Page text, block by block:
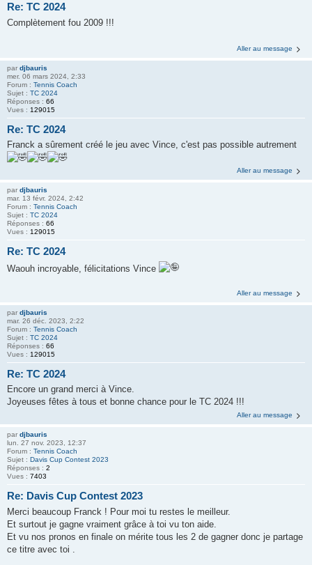
Re: TC 2024
Complètement fou 2009 !!!
Aller au message
par djbauris
mer. 06 mars 2024, 2:33
Forum : Tennis Coach
Sujet : TC 2024
Réponses : 66
Vues : 129015
Re: TC 2024
Franck a sûrement créé le jeu avec Vince, c'est pas possible autrement
Aller au message
par djbauris
mar. 13 févr. 2024, 2:42
Forum : Tennis Coach
Sujet : TC 2024
Réponses : 66
Vues : 129015
Re: TC 2024
Waouh incroyable, félicitations Vince
Aller au message
par djbauris
mar. 26 déc. 2023, 2:22
Forum : Tennis Coach
Sujet : TC 2024
Réponses : 66
Vues : 129015
Re: TC 2024
Encore un grand merci à Vince.
Joyeuses fêtes à tous et bonne chance pour le TC 2024 !!!
Aller au message
par djbauris
lun. 27 nov. 2023, 12:37
Forum : Tennis Coach
Sujet : Davis Cup Contest 2023
Réponses : 2
Vues : 7403
Re: Davis Cup Contest 2023
Merci beaucoup Franck ! Pour moi tu restes le meilleur.
Et surtout je gagne vraiment grâce à toi vu ton aide.
Et vu nos pronos en finale on mérite tous les 2 de gagner donc je partage
ce titre avec toi .